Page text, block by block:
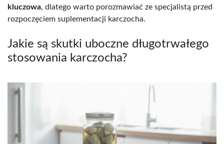
kluczowa, dlatego warto porozmawiać ze specjalistą przed
rozpoczęciem suplementacji karczocha.
Jakie są skutki uboczne długotrwałego
stosowania karczocha?